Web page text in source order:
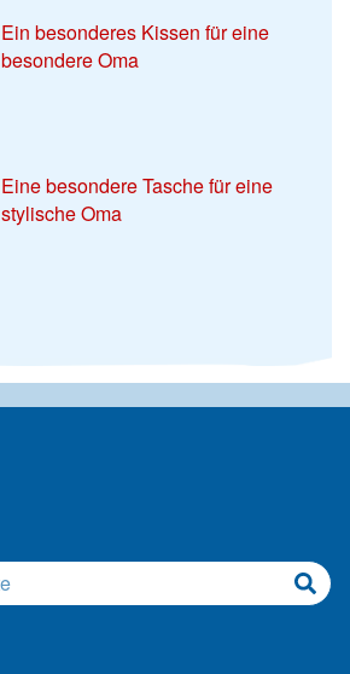
Ein besonderes Kissen für eine
besondere Oma
Eine besondere Tasche für eine
stylische Oma